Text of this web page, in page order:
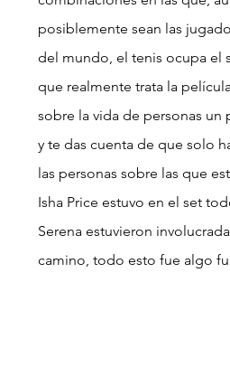
posiblemente sean las
del mundo, el tenis ocupa el
que realmente trata la
sobre la vida de personas un
y te das cuenta de que solo
las personas sobre las que
Isha Price estuvo en el set
Serena estuvieron
camino, todo esto fue algo